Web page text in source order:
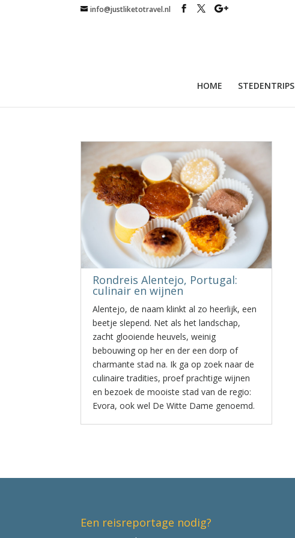
info@justliketotravel.nl
HOME STEDENTRIPS
Rondreis Alentejo, Portugal:
culinair en wijnen
Alentejo, de naam klinkt al zo heerlijk, een
beetje slepend. Net als het landschap,
zacht glooiende heuvels, weinig
bebouwing op her en der een dorp of
charmante stad na. Ik ga op zoek naar de
culinaire tradities, proef prachtige wijnen
en bezoek de mooiste stad van de regio:
Evora, ook wel De Witte Dame genoemd.
Een reisreportage nodig?